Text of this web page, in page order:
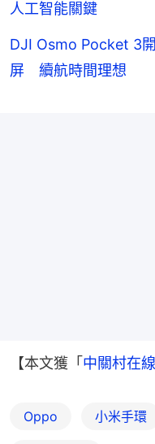
人工智能關鍵
DJI Osmo Pocket 3
屏 續航時間理想
【本文獲「 中關村在線
Oppo 小米手環